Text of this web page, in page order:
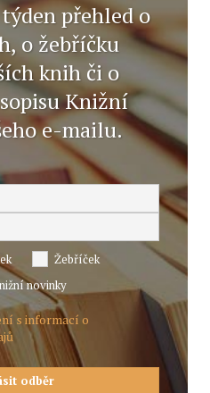
přehled o
o žebříčku
knih či o
Knižní
e-mailu.
Žebříček
novinky
s informací o